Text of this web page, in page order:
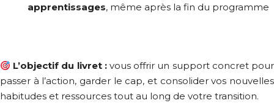
apprentissages, même après la fin du programme
L’objectif du livret :vous offrir un support concret pour
passer à l’action, garder le cap, et consolider vos nouvelles
habitudes et ressources tout au long de votre transition.